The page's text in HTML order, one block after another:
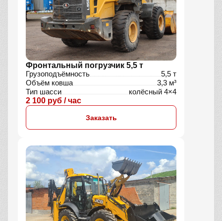
Фронтальный погрузчик 5,5 т
Грузоподъёмность
5,5 т
Объём ковша
3,3 м³
Тип шасси
колёсный 4×4
2 100 руб / час
Заказать